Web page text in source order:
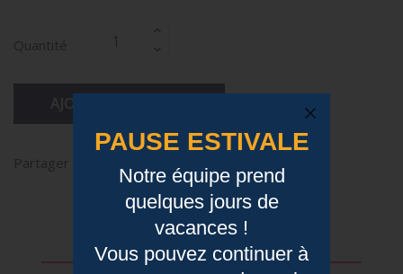
PAUSE ESTIVALE
Notre équipe prend
quelques jours de
vacances !
Vous pouvez continuer à